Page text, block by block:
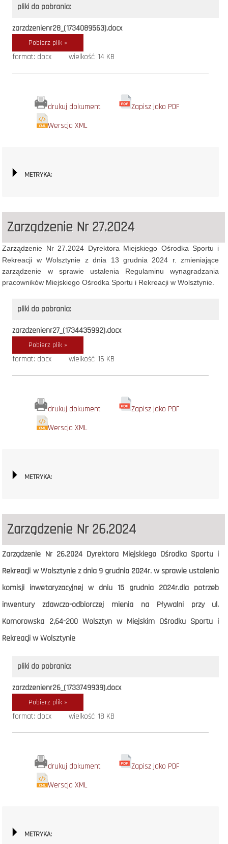
pliki do pobrania:
zarzdzenienr28_(1734089563).docx
Pobierz plik »
format: docx wielkość: 14 KB
drukuj dokument
Zapisz jako PDF
Werscja XML
METRYKA:
Zarządzenie Nr 27.2024
Zarządzenie Nr 27.2024 Dyrektora Miejskiego Ośrodka Sportu i
Rekreacji w Wolsztynie z dnia 13 grudnia 2024 r.zmieniające
zarządzenie w sprawie ustalenia Regulaminu wynagradzania
pracowników Miejskiego Ośrodka Sportu i Rekreacji w Wolsztynie.
pliki do pobrania:
zarzdzenienr27_(1734435992).docx
Pobierz plik »
format: docx wielkość: 16 KB
drukuj dokument
Zapisz jako PDF
Werscja XML
METRYKA:
Zarządzenie Nr 26.2024
Zarządzenie Nr 26.2024 Dyrektora Miejskiego Ośrodka Sportu i
Rekreacji w Wolsztynie z dnia 9 grudnia 2024r. w sprawie ustalenia
komisji inwetaryzacyjnej w dniu 15 grudnia 2024r.dla potrzeb
inwentury zdawczo-odbiorczej mienia na Pływalni przy ul.
Komorowska 2,64-200 Wolsztyn w Miejskim Ośrodku Sportu i
Rekreacji w Wolsztynie
pliki do pobrania:
zarzdzenienr26_(1733749939).docx
Pobierz plik »
format: docx wielkość: 18 KB
drukuj dokument
Zapisz jako PDF
Werscja XML
METRYKA: